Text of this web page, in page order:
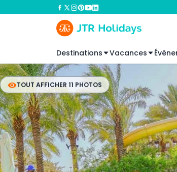
Destinations Vacances
TOUT AFFICHER 11 PHOTOS